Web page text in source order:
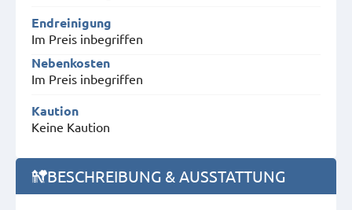
Endreinigung
Im Preis inbegriffen
Nebenkosten
Im Preis inbegriffen
Kaution
Keine Kaution
BESCHREIBUNG & AUSSTATTUNG